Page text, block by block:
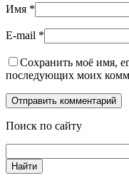
Имя *
E-mail *
Сохранить моё имя,
последующих моих
Поиск по сайту